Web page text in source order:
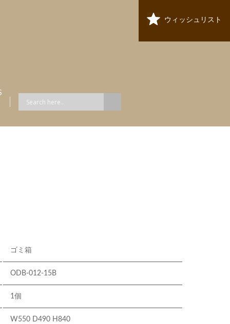
ウィッシュリスト
ゴミ箱
ODB-012-15B
1個
W550 D490 H840